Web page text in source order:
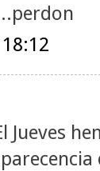
Jueves